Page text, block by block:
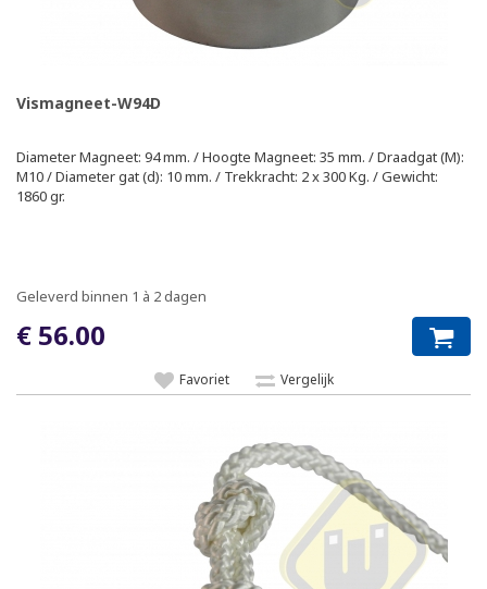
Vismagneet-W94D
Diameter Magneet: 94 mm. / Hoogte Magneet: 35 mm. / Draadgat (M):
M10 / Diameter gat (d): 10 mm. / Trekkracht: 2 x 300 Kg. / Gewicht:
1860 gr.
Geleverd binnen 1 à 2 dagen
€ 56.00
Favoriet Vergelijk